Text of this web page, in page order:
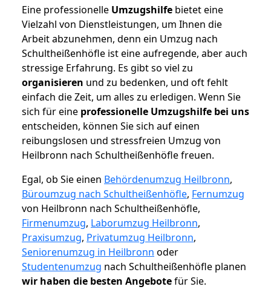
Eine professionelle Umzugshilfe bietet eine
Vielzahl von Dienstleistungen, um Ihnen die
Arbeit abzunehmen, denn ein Umzug nach
Schultheißenhöfle ist eine aufregende, aber auch
stressige Erfahrung. Es gibt so viel zu
organisieren und zu bedenken, und oft fehlt
einfach die Zeit, um alles zu erledigen. Wenn Sie
sich für eine professionelle Umzugshilfe bei uns
entscheiden, können Sie sich auf einen
reibungslosen und stressfreien Umzug von
Heilbronn nach Schultheißenhöfle freuen.
Egal, ob Sie einen Behördenumzug Heilbronn,
Büroumzug nach Schultheißenhöfle, Fernumzug
von Heilbronn nach Schultheißenhöfle,
Firmenumzug, Laborumzug Heilbronn,
Praxisumzug, Privatumzug Heilbronn,
Seniorenumzug in Heilbronn oder
Studentenumzug nach Schultheißenhöfle planen
wir haben die besten Angebotefür Sie.